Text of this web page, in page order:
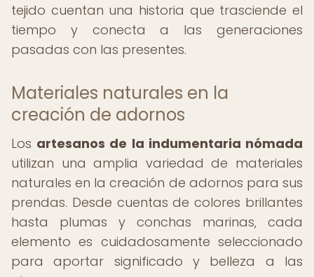
tejido cuentan una historia que trasciende el
tiempo y conecta a las generaciones
pasadas con las presentes.
Materiales naturales en la
creación de adornos
Los artesanos de la indumentaria nómada
utilizan una amplia variedad de materiales
naturales en la creación de adornos para sus
prendas. Desde cuentas de colores brillantes
hasta plumas y conchas marinas, cada
elemento es cuidadosamente seleccionado
para aportar significado y belleza a las